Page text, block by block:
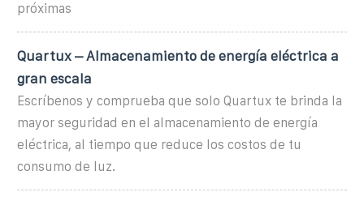
próximas
Quartux – Almacenamiento de energía eléctrica a
gran escala
Escríbenos y comprueba que solo Quartux te brinda la
mayor seguridad en el almacenamiento de energía
eléctrica, al tiempo que reduce los costos de tu
consumo de luz.